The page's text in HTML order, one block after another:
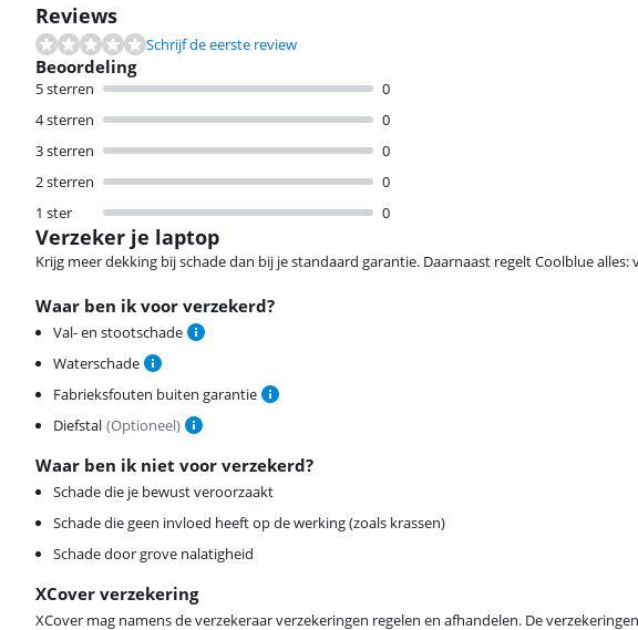
Reviews
Schrijf de eerste review
Beoordeling
5 sterren
0
4 sterren
0
3 sterren
0
2 sterren
0
1 ster
0
Verzeker je laptop
Krijg meer dekking bij schade dan bij je standaard garantie. Daarnaast regelt Coolblue
Waar ben ik voor verzekerd?
Val- en stootschade
Waterschade
Fabrieksfouten buiten garantie
Diefstal (Optioneel)
Waar ben ik niet voor verzekerd?
Schade die je bewust veroorzaakt
Schade die geen invloed heeft op de werking (zoals krassen)
Schade door grove nalatigheid
XCover verzekering
XCover mag namens de verzekeraar verzekeringen regelen en afhandelen. De